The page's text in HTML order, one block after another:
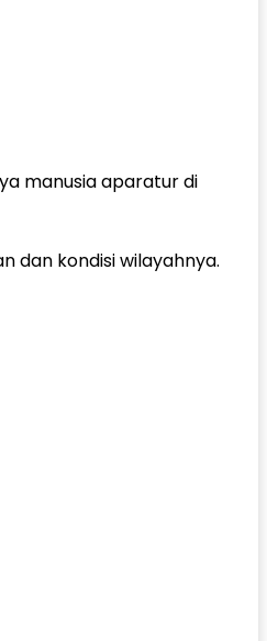
manusia aparatur di
dan kondisi wilayahnya.